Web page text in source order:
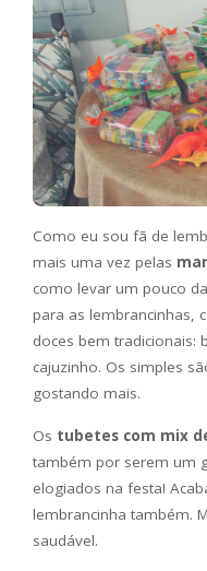
Como eu sou fã de
mais uma vez pelas
como levar um pouco
para as lembrancinhas,
doces bem tradicionais:
cajuzinho. Os simples
gostando mais.
Os tubetes com mix
também por serem um
elogiados na festa!
lembrancinha também.
saudável.